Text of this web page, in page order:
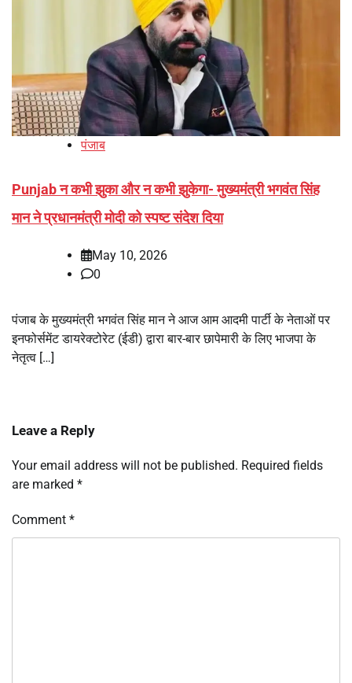
पंजाब
Punjab न कभी झुका और न कभी झुकेगा- मुख्यमंत्री भगवंत सिंह
मान ने प्रधानमंत्री मोदी को स्पष्ट संदेश दिया
May 10, 2026
0
पंजाब के मुख्यमंत्री भगवंत सिंह मान ने आज आम आदमी पार्टी के नेताओं पर
इनफोर्समेंट डायरेक्टोरेट (ईडी) द्वारा बार-बार छापेमारी के लिए भाजपा के
नेतृत्व […]
Leave a Reply
Your email address will not be published. Required fields
are marked *
Comment *